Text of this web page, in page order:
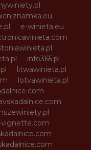
e-winieta.eu
info365.pl
litwawinieta.pl
lotvawinieta.pl
vignette.com